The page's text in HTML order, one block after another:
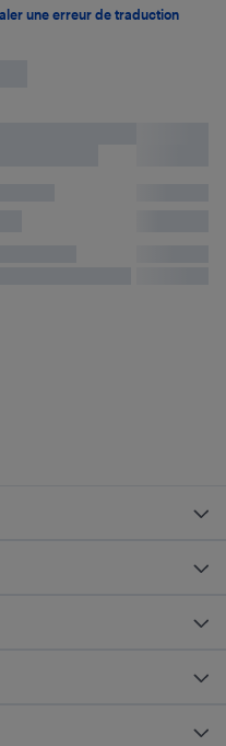
une erreur de traduction